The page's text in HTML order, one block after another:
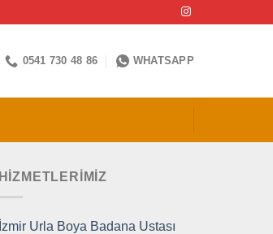
0541 730 48 86 WHATSAPP
HİZMETLERİMİZ
İzmir Urla Boya Badana Ustası